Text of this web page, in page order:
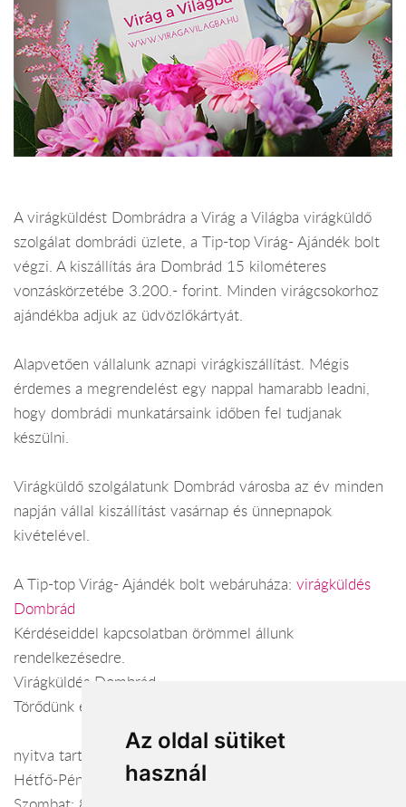
Az oldal sütiket
használ
A virágküldést Dombrádra a Virág a Világba virágküldő
szolgálat dombrádi üzlete, a Tip-top Virág- Ajándék bolt
végzi. A kiszállítás ára Dombrád 15 kilométeres
vonzáskörzetébe 3.200.- forint. Minden virágcsokorhoz
ajándékba adjuk az üdvözlőkártyát.
Alapvetően vállalunk aznapi virágkiszállítást. Mégis
érdemes a megrendelést egy nappal hamarabb leadni,
hogy dombrádi munkatársaink időben fel tudjanak
készülni.
Virágküldő szolgálatunk Dombrád városba az év minden
napján vállal kiszállítást vasárnap és ünnepnapok
kivételével.
A Tip-top Virág- Ajándék bolt webáruháza: virágküldés
Dombrád
Kérdéseiddel kapcsolatban örömmel állunk
rendelkezésedre.
Virágküldés Dombrád
Törődünk egymással
nyitva tartás:
Hétfő-Péntek: 7:30-17:00